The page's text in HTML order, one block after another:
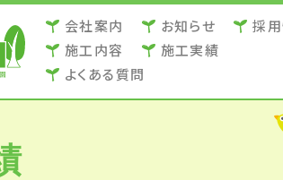
会社案内 お知らせ
採
施⼯内容
施⼯実績
よくある質問